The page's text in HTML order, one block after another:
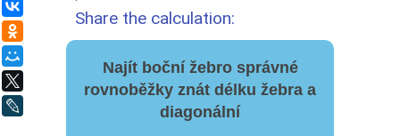
Share the calculation:
Najít boční žebro správné
rovnoběžky znát délku žebra a
diagonální